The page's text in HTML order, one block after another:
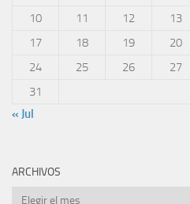
10
11 12 13
17
18 19 20
24
25 26 27
31
« Jul
ARCHIVOS
Archivos